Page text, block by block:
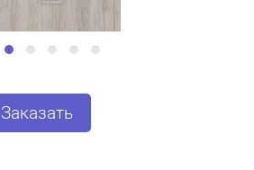
Заказать